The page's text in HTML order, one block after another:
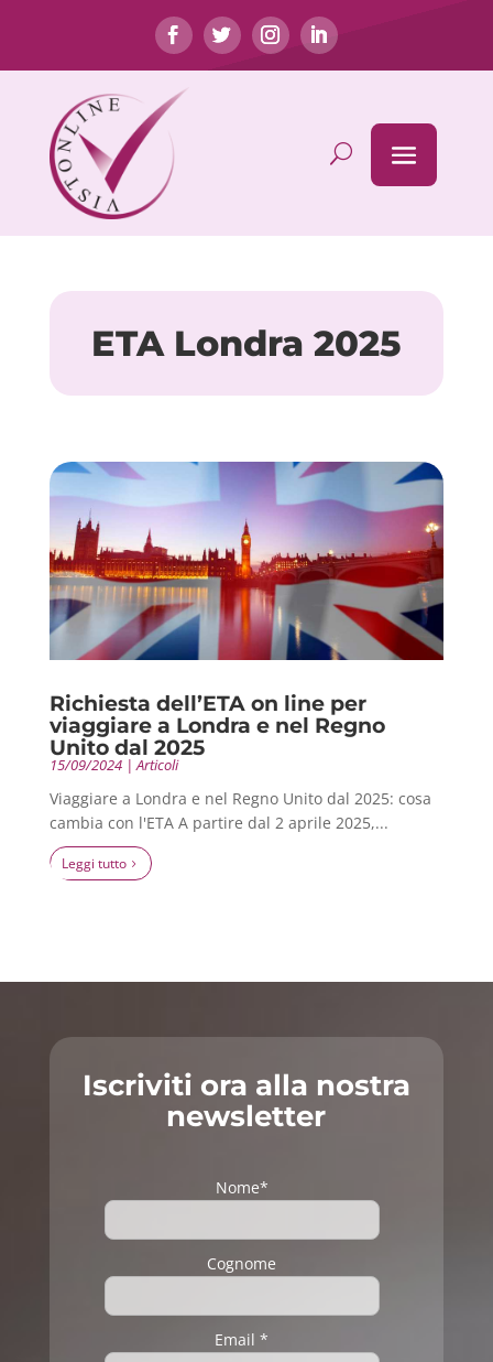
ETA Londra 2025
Richiesta dell’ETA on line per
viaggiare a Londra e nel Regno
Unito dal 2025
15/09/2024|Articoli
Viaggiare a Londra e nel Regno Unito dal 2025: cosa
cambia con l'ETA A partire dal 2 aprile 2025,...
leggi tutto
Iscriviti ora alla nostra
newsletter
Nome*
Cognome
Email *